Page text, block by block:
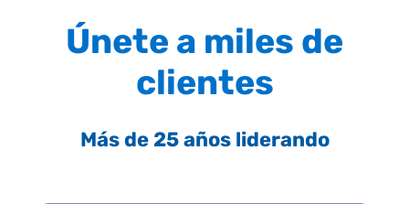
Únete a miles de
clientes
Más de 25 años liderando